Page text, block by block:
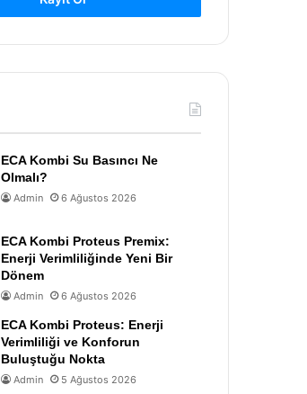
ECA Kombi Su Basıncı Ne
Olmalı?
Admin 6 Ağustos 2026
ECA Kombi Proteus Premix:
Enerji Verimliliğinde Yeni Bir
Dönem
Admin 6 Ağustos 2026
ECA Kombi Proteus: Enerji
Verimliliği ve Konforun
Buluştuğu Nokta
Admin 5 Ağustos 2026